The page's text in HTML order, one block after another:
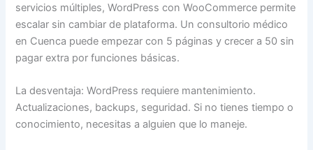
servicios múltiples, WordPress con WooCommerce permite
escalar sin cambiar de plataforma. Un consultorio médico
en Cuenca puede empezar con 5 páginas y crecer a 50 sin
pagar extra por funciones básicas.
La desventaja: WordPress requiere mantenimiento.
Actualizaciones, backups, seguridad. Si no tienes tiempo o
conocimiento, necesitas a alguien que lo maneje.